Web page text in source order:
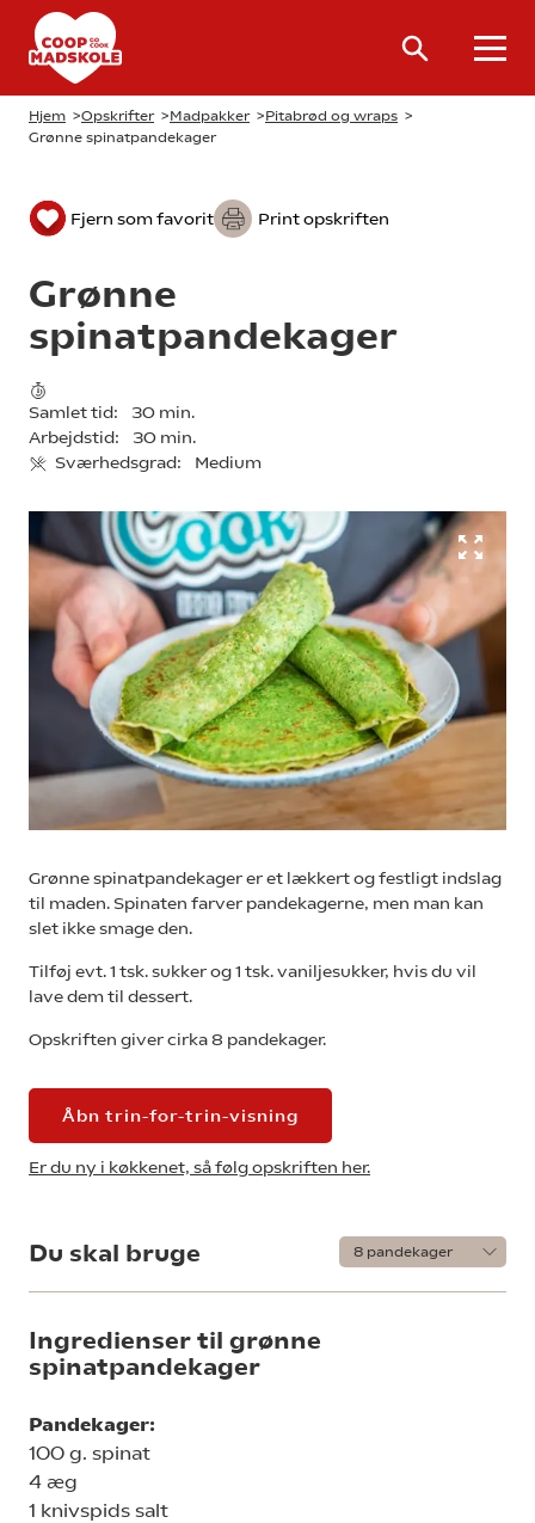
Hjem >Opskrifter >Madpakker >Pitabrød og wraps >
Grønne spinatpandekager
Fjern som favorit Print opskriften
Grønne
spinatpandekager
Samlet tid:
30 min.
Arbejdstid:
30 min.
Sværhedsgrad:
Medium
Grønne spinatpandekager er et lækkert og festligt indslag
til maden. Spinaten farver pandekagerne, men man kan
slet ikke smage den.
Tilføj evt. 1 tsk. sukker og 1 tsk. vaniljesukker, hvis du vil
lave dem til dessert.
Opskriften giver cirka 8 pandekager.
Åbn trin-for-trin-visning
Er du ny i køkkenet, så følg opskriften her.
Du skal bruge
Ingredienser til grønne
spinatpandekager
Pandekager:
100 g. spinat
4 æg
1 knivspids salt